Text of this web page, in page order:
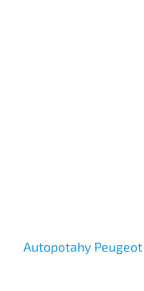
Autopotahy